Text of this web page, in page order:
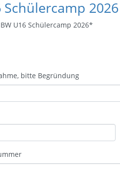
Schülercamp 2026
U16 Schülercamp 2026*
bitte Begründung